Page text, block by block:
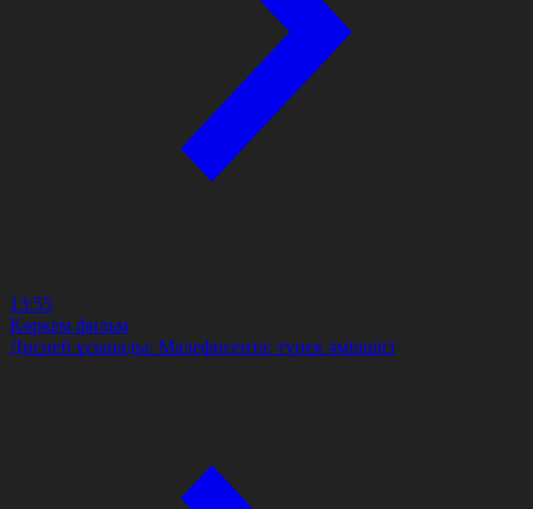
13:55
Көркем фильм
Дисней ұсынады: Малефисента: түнек әміршісі